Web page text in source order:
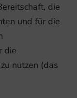
die
und für die
die
nutzen (das